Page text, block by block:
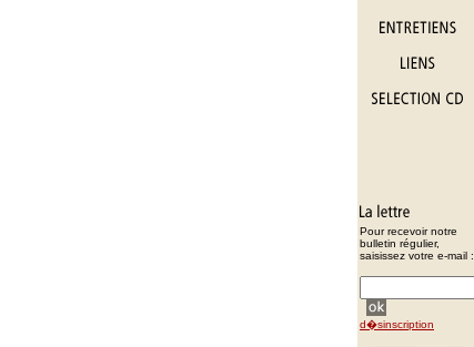
Pour recevoir notre
bulletin régulier,
saisissez votre e-mail :
d�sinscription